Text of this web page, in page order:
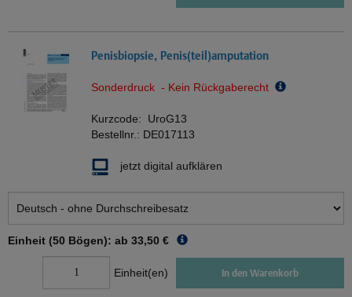
Penisbiopsie, Penis(teil)amputation
Sonderdruck - Kein Rückgaberecht
Kurzcode: UroG13
Bestellnr.: DE017113
jetzt digital aufklären
Einheit (50 Bögen): ab 33,50 €
Einheit(en) In den Warenkorb